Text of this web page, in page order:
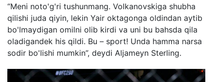
“Meni noto'g'ri tushunmang. Volkanovskiga shubha
qilishi juda qiyin, lekin Yair oktagonga oldindan aytib
bo'lmaydigan omilni olib kirdi va uni bu bahsda qila
oladigandek his qildi. Bu – sport! Unda hamma narsa
sodir bo'lishi mumkin”, deydi Aljameyn Sterling.